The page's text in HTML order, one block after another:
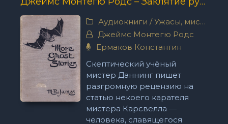
Аудиокниги /Ужасы, мистика
Джеймс Монтегю Родс
Ермаков Константин
Скептический учёный
мистер Даннинг пишет
разгромную рецензию на
статью некоего карателя
мистера Карсвелла —
человека, славящегося